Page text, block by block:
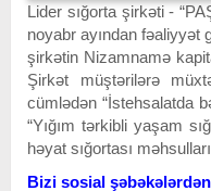
Lider sığorta şirkəti -
noyabr ayından fəaliyyət
şirkətin Nizamnamə
Şirkət müştərilərə
cümlədən “İstehsalatda
“Yığım tərkibli yaşam
həyat sığortası
Bizi sosial